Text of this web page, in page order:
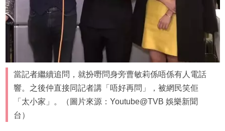
當記者繼續追問，就扮嘢問身旁曹敏莉係唔係有人電話
響。之後仲直接同記者講「唔好再問」，被網民笑佢
「太小家」。（圖片來源：Youtube@TVB 娛樂新聞
台）